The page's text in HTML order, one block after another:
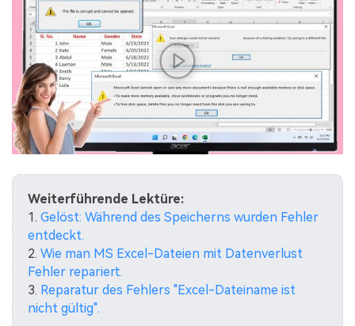
Weiterführende Lektüre:
1.Gelöst: Während des Speicherns wurden Fehler
entdeckt.
2.Wie man MS Excel-Dateien mit Datenverlust
Fehler repariert.
3. Reparatur des Fehlers "Excel-Dateiname ist
nicht gültig".